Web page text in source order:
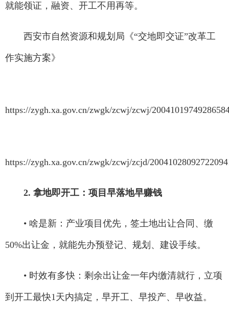
就能领证，融资、开工不用再等。
西安市自然资源和规划局《“交地即交证”改革工
作实施方案》
https://zygh.xa.gov.cn/zwgk/zcwj/zcwj/
https://zygh.xa.gov.cn/zwgk/zcwj/zcjd/
2. 拿地即开工：项目早落地早赚钱
• 啥是新：产业项目优先，签土地出让合同、缴
50%出让金，就能先办预登记、规划、建设手续。
• 时效有多快：剩余出让金一年内缴清就行，立项
到开工最快1天内搞定，早开工、早投产、早收益。